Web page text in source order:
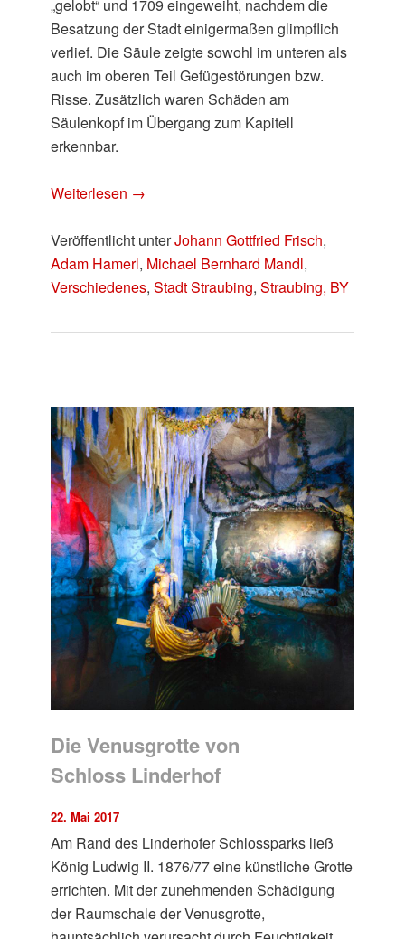
„gelobt“ und 1709 eingeweiht, nachdem die
Besatzung der Stadt einigermaßen glimpflich
verlief. Die Säule zeigte sowohl im unteren als
auch im oberen Teil Gefügestörungen bzw.
Risse. Zusätzlich waren Schäden am
Säulenkopf im Übergang zum Kapitell
erkennbar.
Weiterlesen →
Veröffentlicht unterJohann Gottfried Frisch,
Adam Hamerl, Michael Bernhard Mandl,
Verschiedenes,Stadt Straubing,Straubing, BY
Die Venusgrotte von
Schloss Linderhof
22. Mai 2017
Am Rand des Linderhofer Schlossparks ließ
König Ludwig II. 1876/77 eine künstliche Grotte
errichten. Mit der zunehmenden Schädigung
der Raumschale der Venusgrotte,